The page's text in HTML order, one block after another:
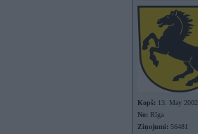
Kopš: 13. May 2002
No: Rīga
Ziņojumi: 56481